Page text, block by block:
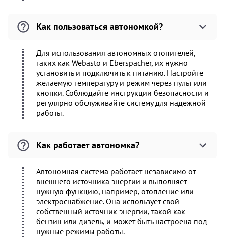
Как пользоваться автономкой?
Для использования автономных отопителей,
таких как Webasto и Eberspacher, их нужно
установить и подключить к питанию. Настройте
желаемую температуру и режим через пульт или
кнопки. Соблюдайте инструкции безопасности и
регулярно обслуживайте систему для надежной
работы.
Как работает автономка?
Автономная система работает независимо от
внешнего источника энергии и выполняет
нужную функцию, например, отопление или
электроснабжение. Она использует свой
собственный источник энергии, такой как
бензин или дизель, и может быть настроена под
нужные режимы работы.